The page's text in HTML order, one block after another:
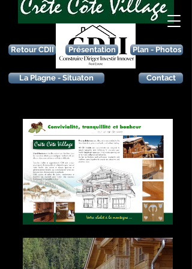
Retour CDII Présentation
La Plagne - Situaton
Plan - Photos
Contact